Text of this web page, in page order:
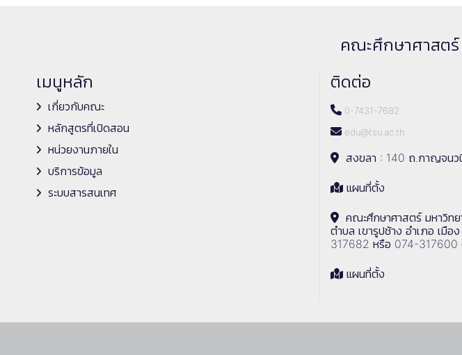
คณะศึกษาศาสต
เมนูหลัก
เกี่ยวกับคณะ
หลักสูตรที่เปิดสอน
หน่วยงานภายใน
บริการข้อมูล
ระบบสารสนเทศ
ติดต่อ
0-7431-7682
edu@tsu.ac.th
สงขลา : 140 ถ.กาญจนว
แผนที่ตั้ง
คณะศึกษาศาสตร์ มหาวิ
ตำบล เขารูปช้าง อำเภอ เมื
317682 หรือ 074-
แผนที่ตั้ง